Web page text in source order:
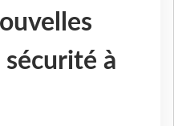
sécurité à